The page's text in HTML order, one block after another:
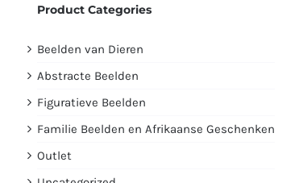
Product Categories
Beelden van Dieren
Abstracte Beelden
Figuratieve Beelden
Familie Beelden en Afrikaanse Geschenken
Outlet